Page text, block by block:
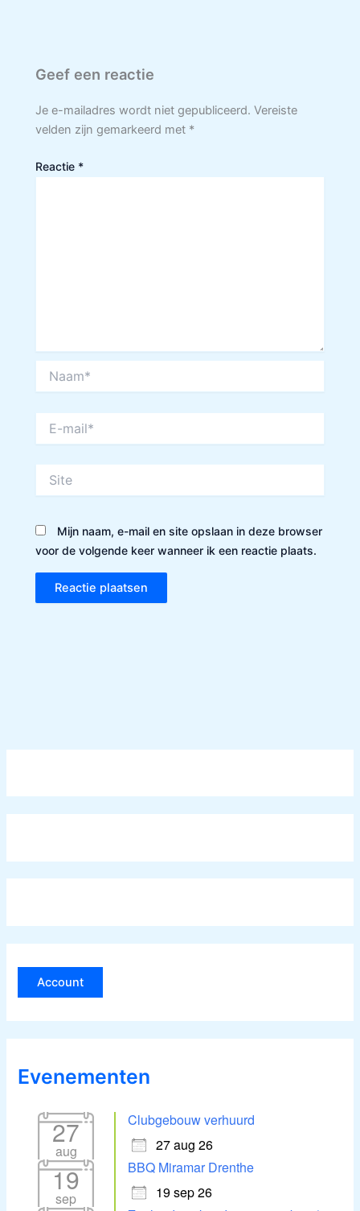
Geef een reactie
Je e-mailadres wordt niet gepubliceerd. Vereiste
velden zijn gemarkeerd met *
Reactie *
mail*
Mijn naam, e-mail en site opslaan in deze browser
voor de volgende keer wanneer ik een reactie plaats.
Account
Evenementen
27
aug
Clubgebouw verhuurd
27 aug 26
19
sep
BBQ Miramar Drenthe
19 sep 26